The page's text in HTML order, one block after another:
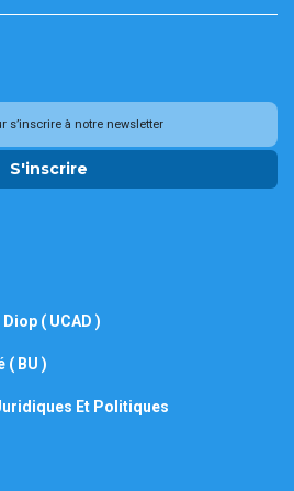
S'inscrire
( UCAD )
( BU )
Et Politiques